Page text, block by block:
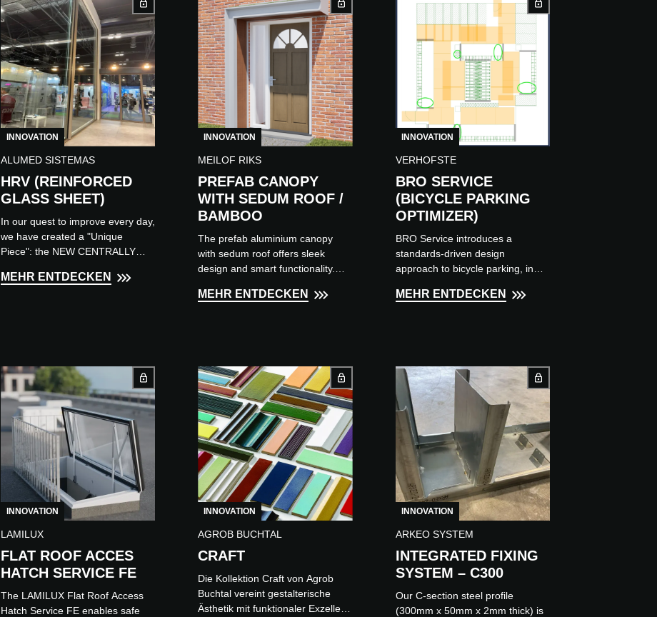
INNOVATION
ALUMED SISTEMAS
HRV (REINFORCED
GLASS SHEET)
In our quest to improve every day,
we have created a "Unique
Piece": the NEW CENTRALLY
GLASS LEAF, which significantly
MEHR ENTDECKEN
INNOVATION
MEILOF RIKS
PREFAB CANOPY
WITH SEDUM ROOF /
BAMBOO
The prefab aluminium canopy
with sedum roof offers sleek
design and smart functionality.
biodiversity and air quality by
MEHR ENTDECKEN
INNOVATION
VERHOFSTE
BRO SERVICE
(BICYCLE PARKING
OPTIMIZER)
BRO Service introduces a
standards-driven design
approach to bicycle parking, in
and functional requirements are
MEHR ENTDECKEN
INNOVATION
LAMILUX
FLAT ROOF ACCES
HATCH SERVICE FE
The LAMILUX Flat Roof Access
Hatch Service FE enables safe
INNOVATION
AGROB BUCHTAL
CRAFT
Die Kollektion Craft von Agrob
Buchtal vereint gestalterische
Ästhetik mit funktionaler Exzellenz
INNOVATION
ARKEO SYSTEM
INTEGRATED FIXING
SYSTEM – C300
Our C-section steel profile
(300mm x 50mm x 2mm thick) is